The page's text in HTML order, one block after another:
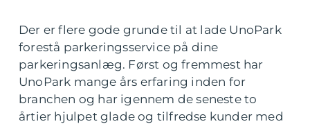
Der er flere gode grunde til at lade UnoPark
forestå parkeringsservice på dine
parkeringsanlæg. Først og fremmest har
UnoPark mange års erfaring inden for
branchen og har igennem de seneste to
årtier hjulpet glade og tilfredse kunder med